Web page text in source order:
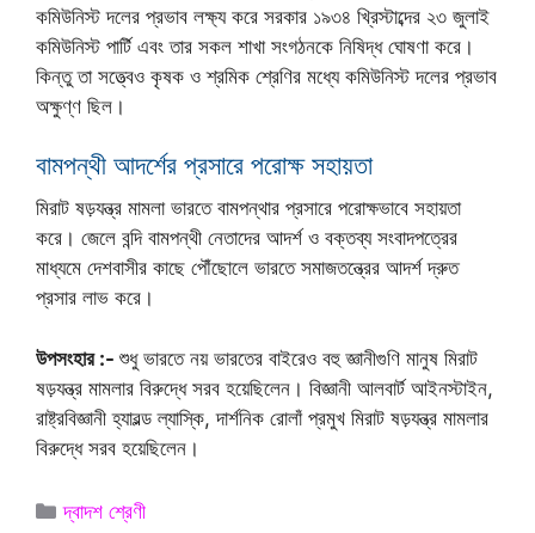
কমিউনিস্ট দলের প্রভাব লক্ষ্য করে সরকার ১৯৩৪ খ্রিস্টাব্দের ২৩ জুলাই
কমিউনিস্ট পার্টি এবং তার সকল শাখা সংগঠনকে নিষিদ্ধ ঘোষণা করে।
কিন্তু তা সত্ত্বেও কৃষক ও শ্রমিক শ্রেণির মধ্যে কমিউনিস্ট দলের প্রভাব
অক্ষুণ্ণ ছিল।
বামপন্থী আদর্শের প্রসারে পরোক্ষ সহায়তা
মিরাট ষড়যন্ত্র মামলা ভারতে বামপন্থার প্রসারে পরোক্ষভাবে সহায়তা
করে। জেলে বন্দি বামপন্থী নেতাদের আদর্শ ও বক্তব্য সংবাদপত্রের
মাধ্যমে দেশবাসীর কাছে পৌঁছোলে ভারতে সমাজতন্ত্রের আদর্শ দ্রুত
প্রসার লাভ করে।
উপসংহার :- শুধু ভারতে নয় ভারতের বাইরেও বহু জ্ঞানীগুণি মানুষ মিরাট
ষড়যন্ত্র মামলার বিরুদ্ধে সরব হয়েছিলেন। বিজ্ঞানী আলবার্ট আইনস্টাইন,
রাষ্ট্রবিজ্ঞানী হ্যারল্ড ল্যাস্কি, দার্শনিক রোলাঁ প্রমুখ মিরাট ষড়যন্ত্র মামলার
বিরুদ্ধে সরব হয়েছিলেন।
Categories
দ্বাদশ শ্রেণী